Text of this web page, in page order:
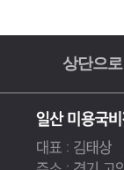
상단으로